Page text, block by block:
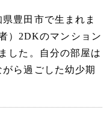
豊田市で生まれま
）2DKのマンション
した。自分の部屋は
ら過ごした幼少期